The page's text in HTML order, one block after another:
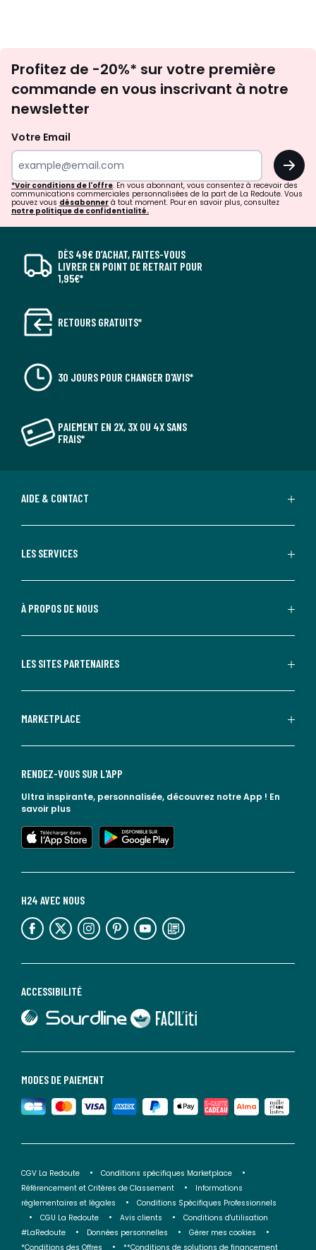
newsletter
Profitez de -20%* sur votre première
commande en vous inscrivant à notre
newsletter
Votre Email
OK
*Voir conditions de l'offre. En vous abonnant, vous consentez à recevoir des
communications commerciales personnalisées de la part de La Redoute. Vous
pouvez vous désabonner à tout moment. Pour en savoir plus, consultez
notre politique de confidentialité.
DÈS 49€ D’ACHAT, FAITES-VOUS
LIVRER EN POINT DE RETRAIT POUR
1,95€*
RETOURS GRATUITS*
30 JOURS POUR CHANGER D'AVIS*
PAIEMENT EN 2X, 3X OU 4X SANS
FRAIS*
AIDE & CONTACT
LES SERVICES
À PROPOS DE NOUS
LES SITES PARTENAIRES
MARKETPLACE
MODES DE PAIEMENT
ACCESSIBILITÉ
lien vers Sourdline
lien vers Faciliti
H24 AVEC NOUS
lien vers l'espace réseaux sociaux lien vers l'espace réseaux sociaux lien vers l'espace réseaux sociaux lien vers l'espace réseaux sociaux lien vers l'espace réseaux sociaux lien vers le blog la redoute
RENDEZ-VOUS SUR L'APP
Ultra inspirante, personnalisée, découvrez notre App ! En
savoir plus
lien vers l'app store
lien vers google play
CGV La Redoute
Conditions spécifiques Marketplace
Référencement et Critères de Classement
Informations
réglementaires et légales
Conditions Spécifiques Professionnels
CGU La Redoute
Avis clients
Conditions d'utilisation
#LaRedoute
Données personnelles
Gérer mes cookies
*Conditions des Offres
**Conditions de solutions de financement